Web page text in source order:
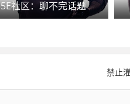
5E社区：聊不完话题
禁止